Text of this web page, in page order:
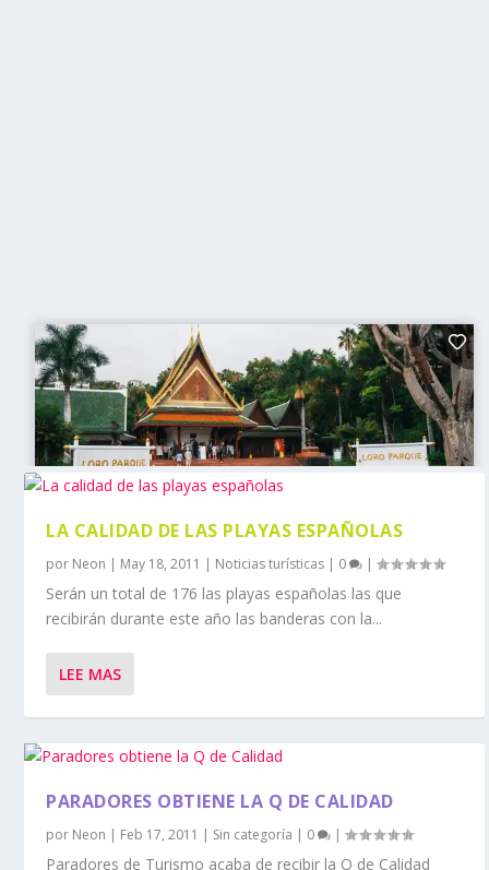
LA CALIDAD DE LAS PLAYAS ESPAÑOLAS
por Neon | May 18, 2011 | Noticias turísticas | 0 |
Serán un total de 176 las playas españolas las que
recibirán durante este año las banderas con la...
LEE MAS
PARADORES OBTIENE LA Q DE CALIDAD
por Neon | Feb 17, 2011 | Sin categoría | 0 |
Paradores de Turismo acaba de recibir la Q de Calidad